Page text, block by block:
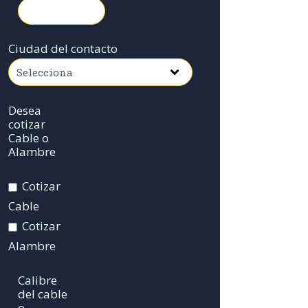
Ciudad del contacto
Desea
cotizar
Cable o
Alambre
Cotizar
Cable
Cotizar
Alambre
Calibre
del cable